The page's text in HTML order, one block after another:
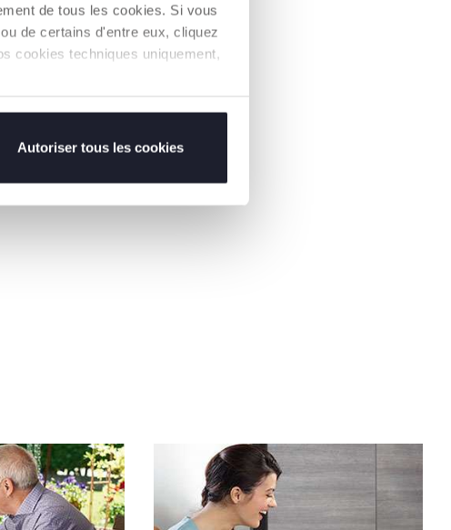
de tous les cookies. Si vous
de certains d'entre eux, cliquez
cookies techniques uniquement,
Autoriser tous les cookies